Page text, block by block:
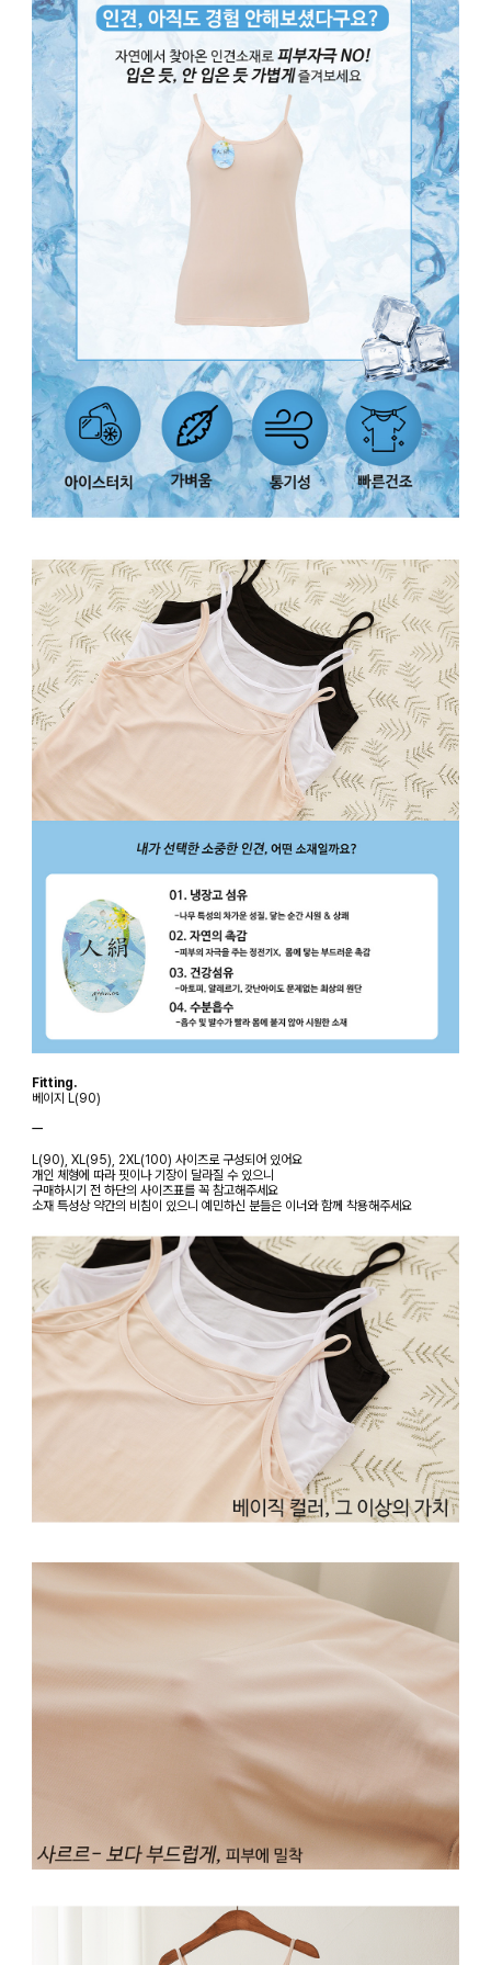
Fitting.
베이지 L(90)
ㅡ
L(90), XL(95), 2XL(100) 사이즈로 구성되어 있어요
개인 체형에 따라 핏이나 기장이 달라질 수 있으니
구매하시기 전 하단의 사이즈표를 꼭 참고해주세요
소재 특성상 약간의 비침이 있으니 예민하신 분들은 이너와 함께 착용해주세요